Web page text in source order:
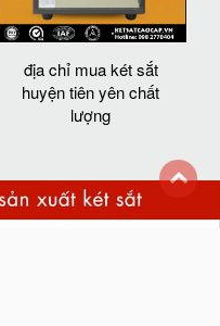
địa chỉ mua két sắt
huyện tiên yên chất
lượng
back